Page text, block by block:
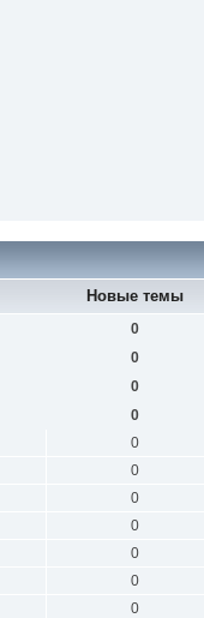
Новые темы
0
0
0
0
0
0
0
0
0
0
0